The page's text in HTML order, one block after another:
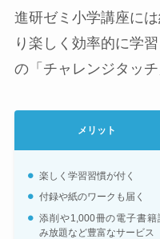
進研ゼミ小学講座に
り楽しく効率的に学
の「チャレンジタッチ
メリット
楽しく学習習慣が付く
付録や紙のワークも届く
添削や1,000冊の電子書籍
み放題など豊富なサービス